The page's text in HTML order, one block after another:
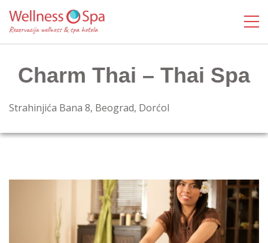
Charm Thai – Thai Spa
Strahinjića Bana 8, Beograd, Dorćol